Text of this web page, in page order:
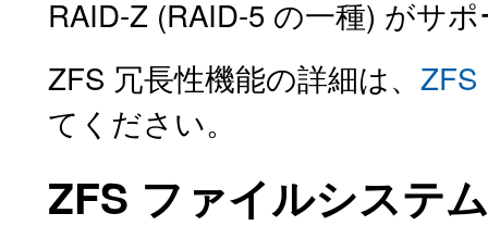
RAID-Z (RAID-5 の一種) がサ
ZFS 冗長性機能の詳細は、 ZFS
てください。
ZFS ファイルシステ